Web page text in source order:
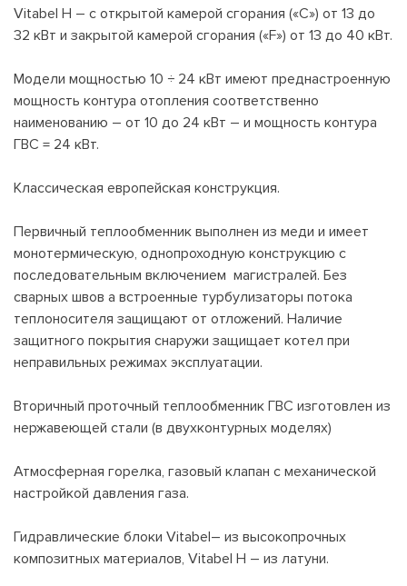
Vitabel Н – с открытой камерой сгорания («С») от 13 до
32 кВт и закрытой камерой сгорания («F») от 13 до 40 кВт.
Модели мощностью 10 ÷ 24 кВт имеют преднастроенную
мощность контура отопления соответственно
наименованию – от 10 до 24 кВт – и мощность контура
ГВС = 24 кВт.
Классическая европейская конструкция.
Первичный теплообменник выполнен из меди и имеет
монотермическую, однопроходную конструкцию с
последовательным включением магистралей. Без
сварных швов а встроенные турбулизаторы потока
теплоносителя защищают от отложений. Наличие
защитного покрытия снаружи защищает котел при
неправильных режимах эксплуатации.
Вторичный проточный теплообменник ГВС изготовлен из
нержавеющей стали (в двухконтурных моделях)
Атмосферная горелка, газовый клапан с механической
настройкой давления газа.
Гидравлические блоки Vitabel– из высокопрочных
композитных материалов, Vitabel Н – из латуни.